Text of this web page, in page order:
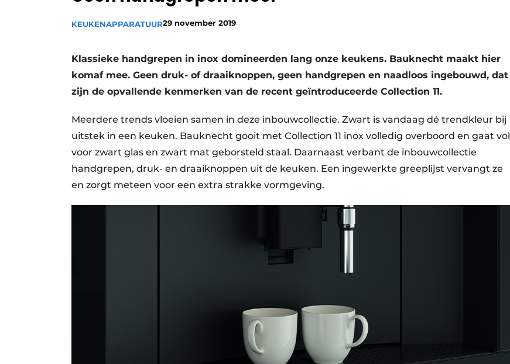
KEUKENAPPARATUUR29 november 2019
Klassieke handgrepen in inox domineerden lang onze keukens. Bauknecht maakt hier
komaf mee. Geen druk- of draaiknoppen, geen handgrepen en naadloos ingebouwd, dat
zijn de opvallende kenmerken van de recent geïntroduceerde Collection 11.
Meerdere trends vloeien samen in deze inbouwcollectie. Zwart is vandaag dé trendkleur bij
uitstek in een keuken. Bauknecht gooit met Collection 11 inox volledig overboord en gaat vol
voor zwart glas en zwart mat geborsteld staal. Daarnaast verbant de inbouwcollectie
handgrepen, druk- en draaiknoppen uit de keuken. Een ingewerkte greeplijst vervangt ze
en zorgt meteen voor een extra strakke vormgeving.